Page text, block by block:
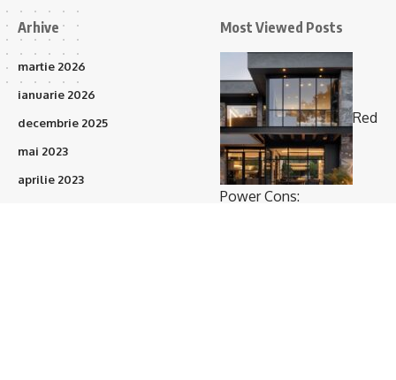
Arhive
martie 2026
ianuarie 2026
decembrie 2025
mai 2023
aprilie 2023
Most Viewed Posts
Red
Power Cons: